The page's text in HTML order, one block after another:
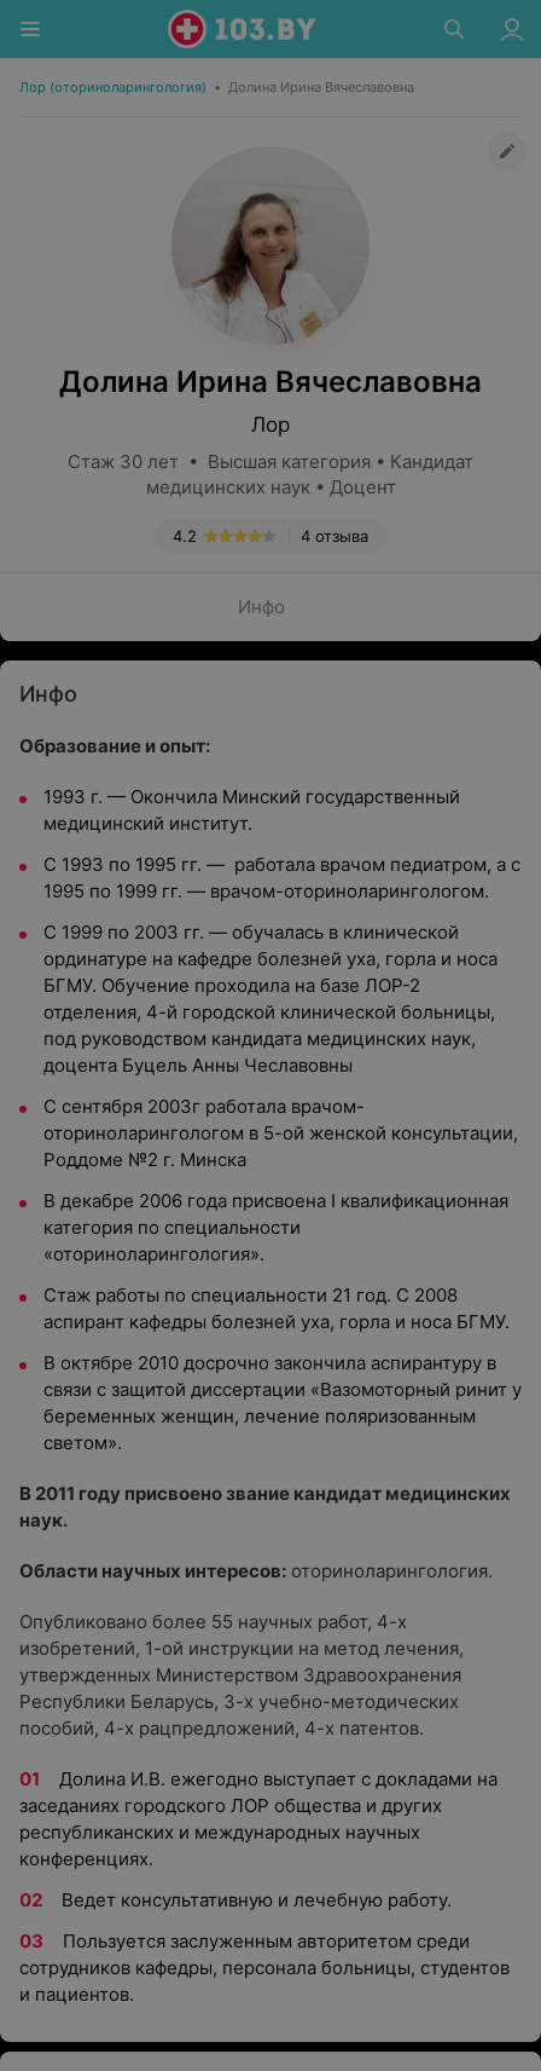
Лор (оториноларингология) • Долина Ирина Вячеславовна
Долина Ирина Вячеславовна
Лор
Стаж 30 лет • Высшая категория • Кандидат
медицинских наук • Доцент
4 отзыва
4.2
Инфо
Инфо
Образование и опыт:
1993 г. — Окончила Минский государственный
медицинский институт.
С 1993 по 1995 гг. — работала врачом педиатром, а с
1995 по 1999 гг. — врачом-оториноларингологом.
С 1999 по 2003 гг. — обучалась в клинической
ординатуре на кафедре болезней уха, горла и носа
БГМУ. Обучение проходила на базе ЛОР-2
отделения, 4-й городской клинической больницы,
под руководством кандидата медицинских наук,
доцента Буцель Анны Чеславовны
С сентября 2003г работала врачом-
оториноларингологом в 5-ой женской консультации,
Роддоме №2 г. Минска
В декабре 2006 года присвоена I квалификационная
категория по специальности
«оториноларингология».
Стаж работы по специальности 21 год. С 2008
аспирант кафедры болезней уха, горла и носа БГМУ.
В октябре 2010 досрочно закончила аспирантуру в
связи с защитой диссертации «Вазомоторный ринит у
беременных женщин, лечение поляризованным
светом».
В 2011 году присвоено звание кандидат медицинских
наук.
Области научных интересов: оториноларингология.
Опубликовано более 55 научных работ, 4-х
изобретений, 1-ой инструкции на метод лечения,
утвержденных Министерством Здравоохранения
Республики Беларусь, 3-х учебно-методических
пособий, 4-х рацпредложений, 4-х патентов.
Долина И.В. ежегодно выступает с докладами на
заседаниях городского ЛОР общества и других
республиканских и международных научных
конференциях.
Ведет консультативную и лечебную работу.
Пользуется заслуженным авторитетом среди
сотрудников кафедры, персонала больницы, студентов
и пациентов.